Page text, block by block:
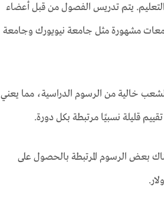
والتعليم. يتم تدريس الفصول من قبل أعضاء
مشهورة مثل جامعة نيويورك وجامعة
خالية من الرسوم الدراسية، مما يعني
قليلة نسبيًا مرتبطة بكل دورة.
بعض الرسوم المرتبطة بالحصول على